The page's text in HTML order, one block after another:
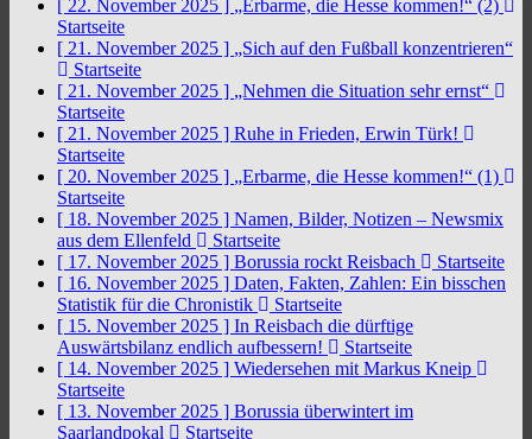
[ 22. November 2025 ] „Erbarme, die Hesse kommen!“ (2)
Startseite
[ 21. November 2025 ] „Sich auf den Fußball konzentrieren“
Startseite
[ 21. November 2025 ] „Nehmen die Situation sehr ernst“
Startseite
[ 21. November 2025 ] Ruhe in Frieden, Erwin Türk!
Startseite
[ 20. November 2025 ] „Erbarme, die Hesse kommen!“ (1)
Startseite
[ 18. November 2025 ] Namen, Bilder, Notizen – Newsmix
aus dem Ellenfeld
Startseite
[ 17. November 2025 ] Borussia rockt Reisbach
Startseite
[ 16. November 2025 ] Daten, Fakten, Zahlen: Ein bisschen
Statistik für die Chronistik
Startseite
[ 15. November 2025 ] In Reisbach die dürftige
Auswärtsbilanz endlich aufbessern!
Startseite
[ 14. November 2025 ] Wiedersehen mit Markus Kneip
Startseite
[ 13. November 2025 ] Borussia überwintert im
Saarlandpokal
Startseite